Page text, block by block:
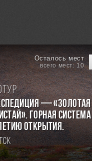
Осталось мест
всего мест: 10
— «Золотая
Горная система
открытия.